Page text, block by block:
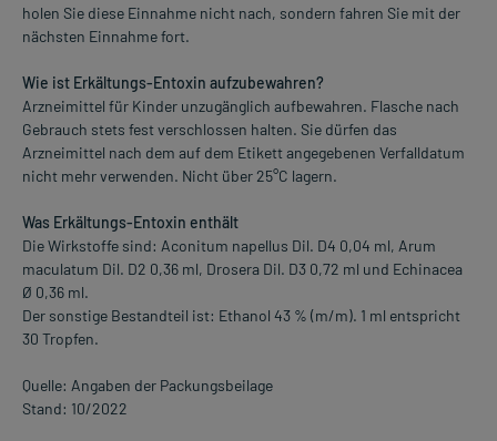
holen Sie diese Einnahme nicht nach, sondern fahren Sie mit der
nächsten Einnahme fort.
Wie ist Erkältungs-Entoxin aufzubewahren?
Arzneimittel für Kinder unzugänglich aufbewahren. Flasche nach
Gebrauch stets fest verschlossen halten. Sie dürfen das
Arzneimittel nach dem auf dem Etikett angegebenen Verfalldatum
nicht mehr verwenden. Nicht über 25°C lagern.
Was Erkältungs-Entoxin enthält
Die Wirkstoffe sind: Aconitum napellus Dil. D4 0,04 ml, Arum
maculatum Dil. D2 0,36 ml, Drosera Dil. D3 0,72 ml und Echinacea
Ø 0,36 ml.
Der sonstige Bestandteil ist: Ethanol 43 % (m/m). 1 ml entspricht
30 Tropfen.
Quelle: Angaben der Packungsbeilage
Stand: 10/2022